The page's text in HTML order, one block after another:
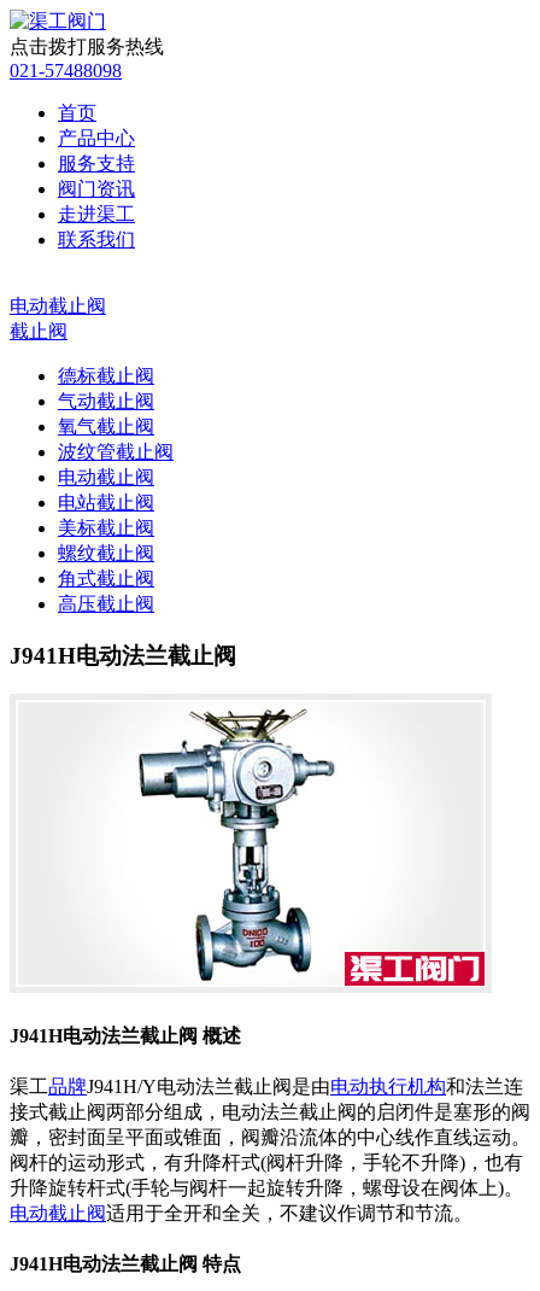
点击拨打服务热线
021-57488098
首页
产品中心
服务支持
阀门资讯
走进渠工
联系我们
电动截止阀
截止阀
德标截止阀
气动截止阀
氧气截止阀
波纹管截止阀
电动截止阀
电站截止阀
美标截止阀
螺纹截止阀
角式截止阀
高压截止阀
J941H电动法兰截止阀
J941H电动法兰截止阀 概述
渠工品牌J941H/Y电动法兰截止阀是由电动执行机构和法兰连
接式截止阀两部分组成，电动法兰截止阀的启闭件是塞形的阀
瓣，密封面呈平面或锥面，阀瓣沿流体的中心线作直线运动。
阀杆的运动形式，有升降杆式(阀杆升降，手轮不升降)，也有
升降旋转杆式(手轮与阀杆一起旋转升降，螺母设在阀体上)。
电动截止阀适用于全开和全关，不建议作调节和节流。
J941H电动法兰截止阀 特点